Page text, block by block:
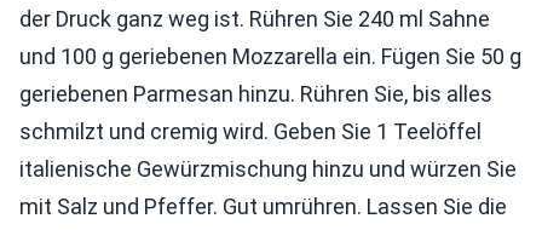
der Druck ganz weg ist. Rühren Sie 240 ml Sahne
und 100 g geriebenen Mozzarella ein. Fügen Sie 50 g
geriebenen Parmesan hinzu. Rühren Sie, bis alles
schmilzt und cremig wird. Geben Sie 1 Teelöffel
italienische Gewürzmischung hinzu und würzen Sie
mit Salz und Pfeffer. Gut umrühren. Lassen Sie die